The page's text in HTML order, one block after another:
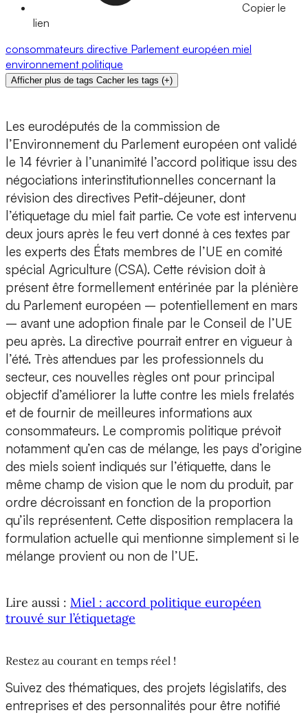
Copier le
lien
consommateurs directive Parlement européen miel
environnement politique
Afficher plus de tags Cacher les tags (+)
Les eurodéputés de la commission de
l’Environnement du Parlement européen ont validé
le 14 février à l’unanimité l’accord politique issu des
négociations interinstitutionnelles concernant la
révision des directives Petit-déjeuner, dont
l’étiquetage du miel fait partie. Ce vote est intervenu
deux jours après le feu vert donné à ces textes par
les experts des États membres de l’UE en comité
spécial Agriculture (CSA). Cette révision doit à
présent être formellement entérinée par la plénière
du Parlement européen – potentiellement en mars
– avant une adoption finale par le Conseil de l’UE
peu après. La directive pourrait entrer en vigueur à
l’été. Très attendues par les professionnels du
secteur, ces nouvelles règles ont pour principal
objectif d’améliorer la lutte contre les miels frelatés
et de fournir de meilleures informations aux
consommateurs. Le compromis politique prévoit
notamment qu’en cas de mélange, les pays d’origine
des miels soient indiqués sur l’étiquette, dans le
même champ de vision que le nom du produit, par
ordre décroissant en fonction de la proportion
qu’ils représentent. Cette disposition remplacera la
formulation actuelle qui mentionne simplement si le
mélange provient ou non de l’UE.
Lire aussi : Miel : accord politique européen
trouvé sur l’étiquetage
Restez au courant en temps réel !
Suivez des thématiques, des projets législatifs, des
entreprises et des personnalités pour être notifié